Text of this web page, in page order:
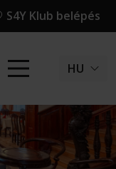
S4Y Klub belépés
HU